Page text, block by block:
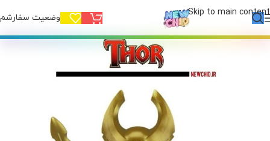
Skip to main content وضعیت